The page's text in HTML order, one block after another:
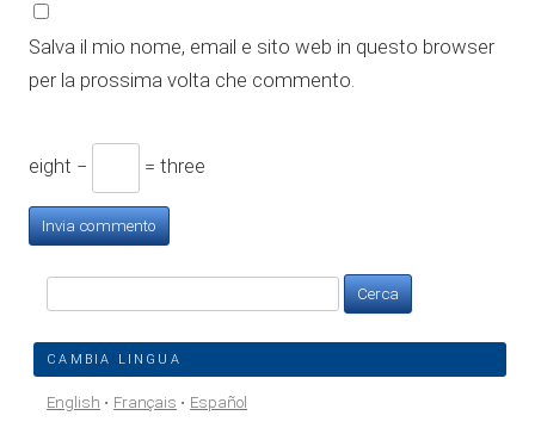
Salva il mio nome, email e sito web in questo browser
per la prossima volta che commento.
eight − = three
per:
CAMBIA LINGUA
English Français Español